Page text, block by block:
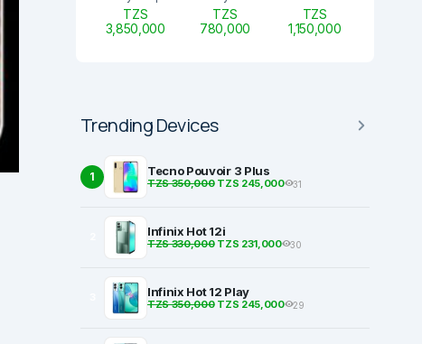
TZS
3,850,000
TZS
780,000
TZS
1,150,000
Trending Devices
1 Tecno Pouvoir 3 Plus
TZS 350,000TZS 245,000 31
Infinix Hot 12i
TZS 330,000TZS 231,000 30
Infinix Hot 12 Play
TZS 350,000TZS 245,000 29